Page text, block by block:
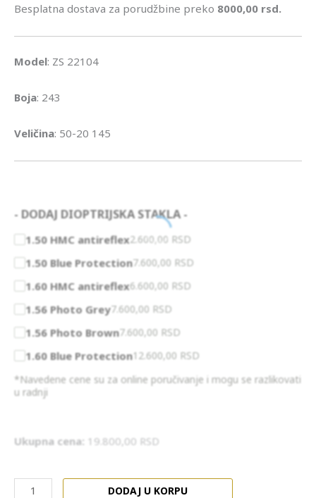
Besplatna dostava za porudžbine preko 8000,00 rsd.
Model: ZS 22104
Boja: 243
Veličina: 50-20 145
- DODAJ DIOPTRIJSKA STAKLA -
1.50 HMC antireflex2.600,00 RSD
1.50 Blue Protection7.600,00 RSD
1.60 HMC antireflex6.600,00 RSD
1.56 Photo Grey7.600,00 RSD
1.56 Photo Brown7.600,00 RSD
1.60 Blue Protection12.600,00 RSD
*Navedene cene su za online poručivanje i mogu se razlikovati
u radnji
Ukupna cena: 19.800,00 RSD
DODAJ U KORPU